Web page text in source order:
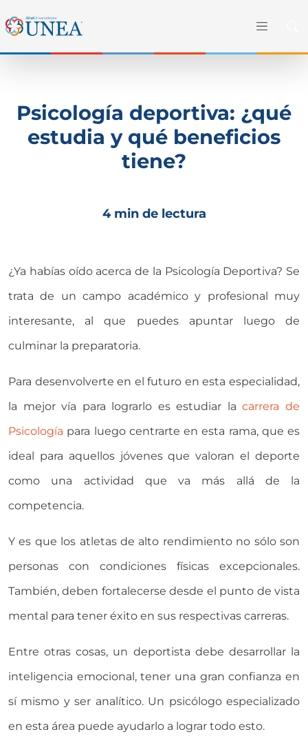
Psicología deportiva: ¿qué
estudia y qué beneficios
tiene?
4 min de lectura
¿Ya habías oído acerca de la Psicología Deportiva? Se
trata de un campo académico y profesional muy
interesante, al que puedes apuntar luego de
culminar la preparatoria.
Para desenvolverte en el futuro en esta especialidad,
la mejor vía para lograrlo es estudiar lacarrera de
Psicología para luego centrarte en esta rama, que es
ideal para aquellos jóvenes que valoran el deporte
como una actividad que va más allá de la
competencia.
Y es que los atletas de alto rendimiento no sólo son
personas con condiciones físicas excepcionales.
También, deben fortalecerse desde el punto de vista
mental para tener éxito en sus respectivas carreras.
Entre otras cosas, un deportista debe desarrollar la
inteligencia emocional, tener una gran confianza en
sí mismo y ser analítico. Un psicólogo especializado
en esta área puede ayudarlo a lograr todo esto.